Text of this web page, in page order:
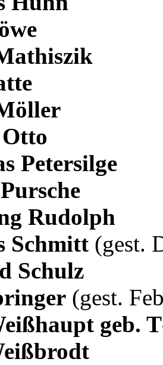
Petersilge
Rudolph
Schmitt (gest.
Schulz
(gest.
geb.